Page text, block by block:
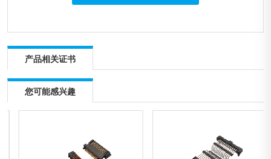
产品相关证书
您可能感兴趣